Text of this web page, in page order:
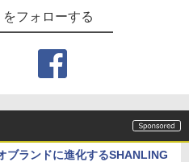
フォローする
ブランドに進化するSHANLING